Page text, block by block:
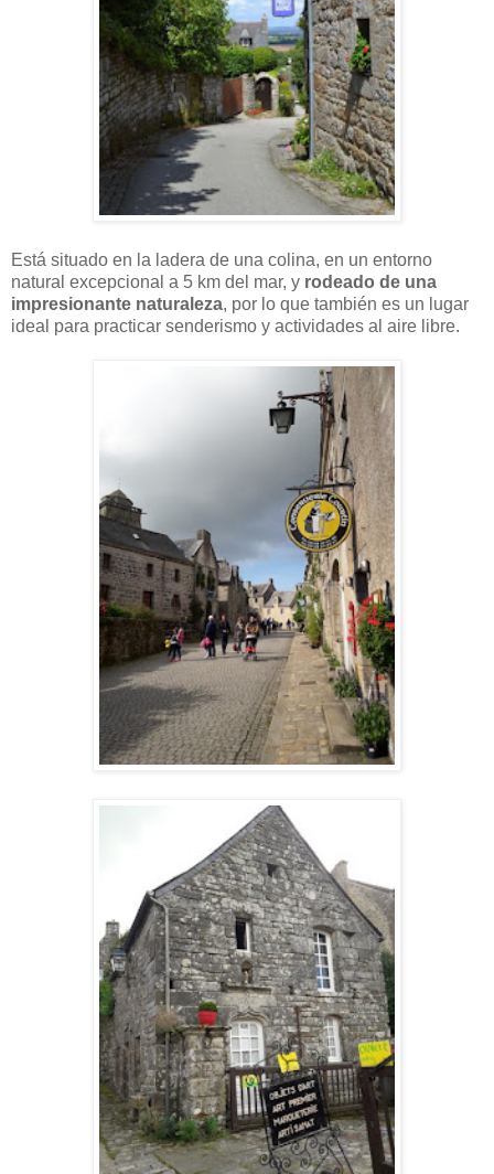
Está situado en la ladera de una colina, en un entorno
natural excepcional a 5 km del mar, y rodeado de una
impresionante naturaleza, por lo que también es un lugar
ideal para practicar senderismo y actividades al aire libre.